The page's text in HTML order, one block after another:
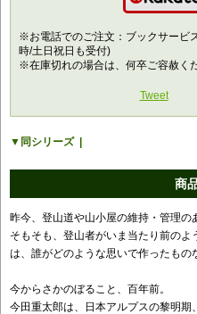
※お電話でのご注文：ブックサービ
時/土日祝日も受付)
※在庫切れの場合は、何卒ご容赦く
Tweet
同シリーズ
商
昨今、登山道や山小屋の維持・管理の
そもそも、登山者がいま当たり前の
は、誰がどのような思いで作ったもの
今からさかのぼること、百年前。
今田重太郎は、日本アルプスの黎明